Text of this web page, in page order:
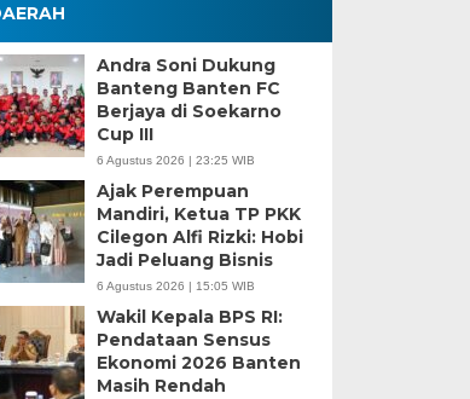
Andra Soni Dukung
Banteng Banten FC
Berjaya di Soekarno
Cup III
6 Agustus 2026 | 23:25 WIB
Ajak Perempuan
Mandiri, Ketua TP PKK
Cilegon Alfi Rizki: Hobi
Jadi Peluang Bisnis
6 Agustus 2026 | 15:05 WIB
Wakil Kepala BPS RI:
Pendataan Sensus
Ekonomi 2026 Banten
Masih Rendah